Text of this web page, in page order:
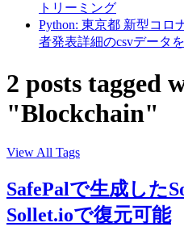
トリーミング
Python: 東京都 新型コロ
者発表詳細のcsvデータ
2 posts tagged
"Blockchain"
View All Tags
SafePalで生成した
Sollet.ioで復元可能